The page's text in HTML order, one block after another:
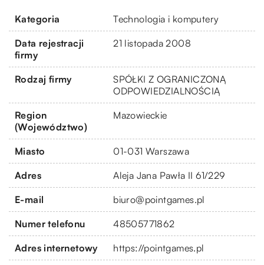
Kategoria Technologia i komputery
Data rejestracji
firmy
21 listopada 2008
Rodzaj firmy
SPÓŁKI Z OGRANICZONĄ
ODPOWIEDZIALNOŚCIĄ
Region
(Województwo)
Mazowieckie
Miasto 01-031 Warszawa
Adres Aleja Jana Pawła II 61/229
E-mail biuro@pointgames.pl
Numer telefonu 48505771862
Adres internetowy https://pointgames.pl